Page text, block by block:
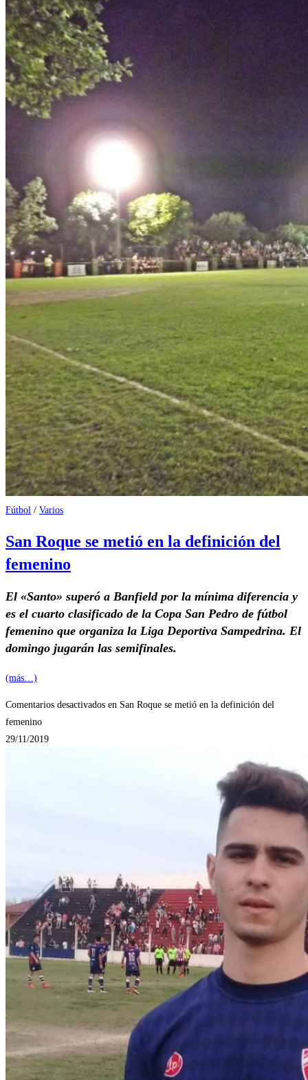
Fútbol / Varios
San Roque se metió en la definición del
femenino
El «Santo» superó a Banfield por la mínima diferencia y
es el cuarto clasificado de la Copa San Pedro de fútbol
femenino que organiza la Liga Deportiva Sampedrina. El
domingo jugarán las semifinales.
(más…)
Comentarios desactivados en San Roque se metió en la definición del
femenino
29/11/2019